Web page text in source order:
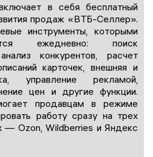
в себя бесплатный
продаж «ВТБ-Селлер».
инструменты, которыми
ежедневно: поиск
конкурентов, расчет
карточек, внешняя и
управление рекламой,
цен и другие функции.
продавцам в режиме
работу сразу на трех
— Ozon, Wildberries и Яндекс